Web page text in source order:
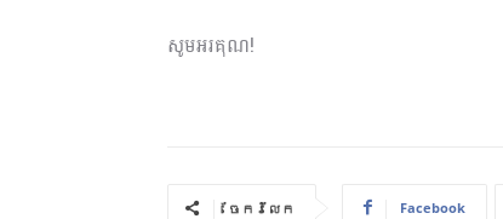
សូមអរគុណ!
ចែករំលែក Facebook